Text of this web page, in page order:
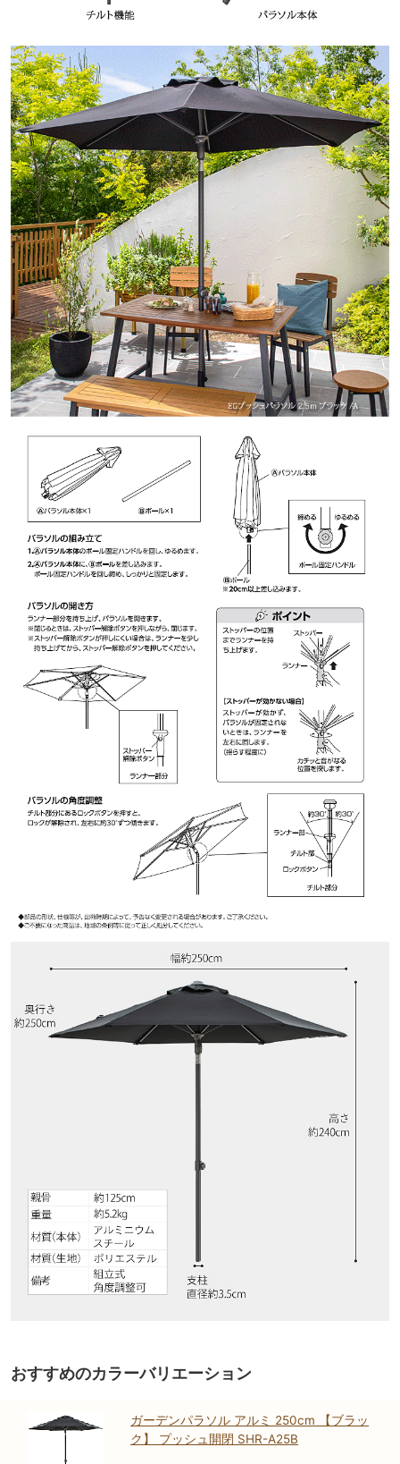
おすすめのカラーバリエーション
ガーデンパラソル アルミ 250cm 【ブラッ
ク】 プッシュ開閉 SHR-A25B